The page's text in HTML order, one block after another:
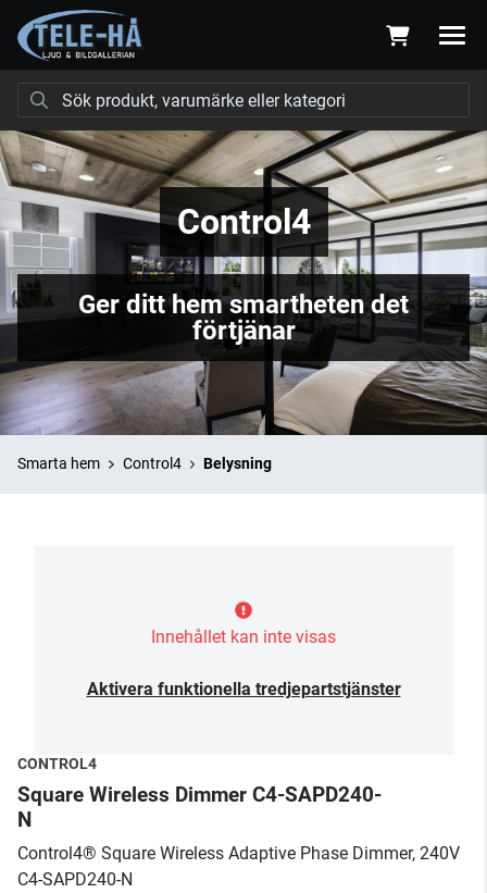
Control4
Ger ditt hem smartheten det
förtjänar
Smarta hem Control4 Belysning
Innehållet kan inte visas
Aktivera funktionella tredjepartstjänster
CONTROL4
Square Wireless Dimmer C4-SAPD240-
N
​Control4® Square Wireless Adaptive Phase Dimmer, 240V
C4-SAPD240-N